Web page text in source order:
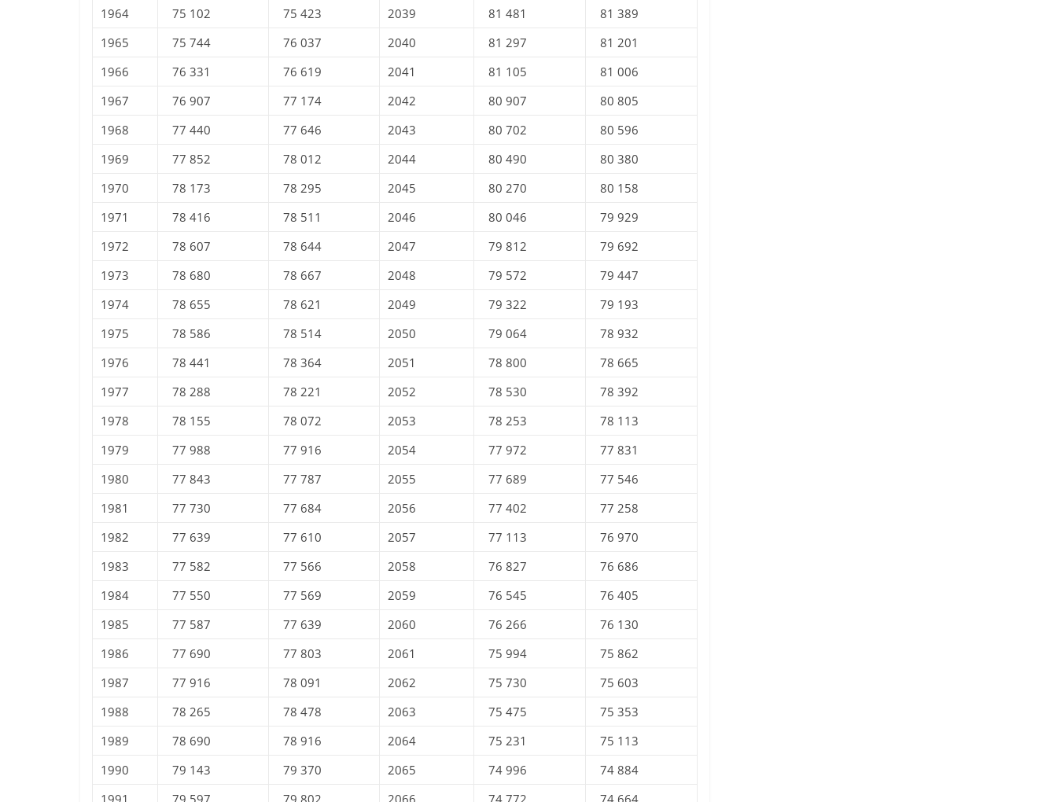
1964
75 102 75 423 2039 81 481
81 389
1965
75 744 76 037 2040 81 297
81 201
1966
76 331 76 619 2041 81 105
81 006
1967
76 907 77 174 2042 80 907
80 805
1968
77 440 77 646 2043 80 702
80 596
1969
77 852 78 012 2044 80 490
80 380
1970
78 173 78 295 2045 80 270
80 158
1971
78 416 78 511 2046 80 046
79 929
1972
78 607 78 644 2047 79 812
79 692
1973
78 680 78 667 2048 79 572
79 447
1974
78 655 78 621 2049 79 322
79 193
1975
78 586 78 514 2050 79 064
78 932
1976
78 441 78 364 2051 78 800
78 665
1977
78 288 78 221 2052 78 530
78 392
1978
78 155 78 072 2053 78 253
78 113
1979
77 988 77 916 2054 77 972
77 831
1980
77 843 77 787 2055 77 689
77 546
1981
77 730 77 684 2056 77 402
77 258
1982
77 639 77 610 2057 77 113
76 970
1983
77 582 77 566 2058 76 827
76 686
1984
77 550 77 569 2059 76 545
76 405
1985
77 587 77 639 2060 76 266
76 130
1986
77 690 77 803 2061 75 994
75 862
1987
77 916 78 091 2062 75 730
75 603
1988
78 265 78 478 2063 75 475
75 353
1989
78 690 78 916 2064 75 231
75 113
1990
79 143 79 370 2065 74 996
74 884
1991
79 597 79 802 2066 74 772 74 664